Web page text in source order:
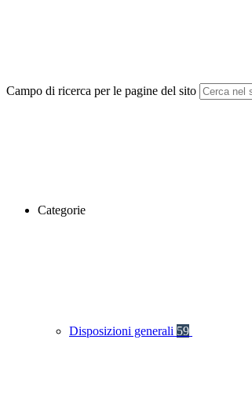
Campo di ricerca per le pagine del sito
Categorie
Disposizioni generali 59